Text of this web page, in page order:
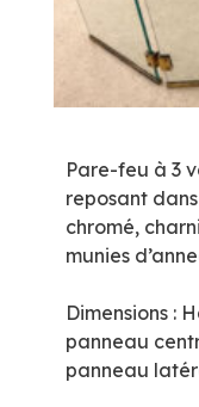
Pare-feu à 3
reposant
chromé,
munies
Dimensions :
panneau
panneau